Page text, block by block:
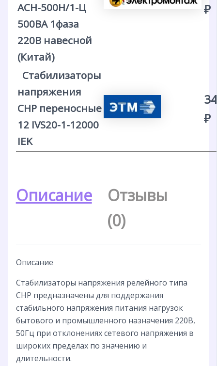
АСН-500Н/1-Ц
500ВА 1фаза
220В навесной
(Китай)
₽
Стабилизаторы
напряжения
СНР переносные
12 IVS20-1-12000
IEK
₽
Описание
Отзывы
(0)
Описание
Стабилизаторы напряжения релейного типа
СНР предназначены для поддержания
стабильного напряжения питания нагрузок
бытового и промышленного назначения 220В,
50Гц при отклонениях сетевого напряжения в
широких пределах по значению и
длительности.